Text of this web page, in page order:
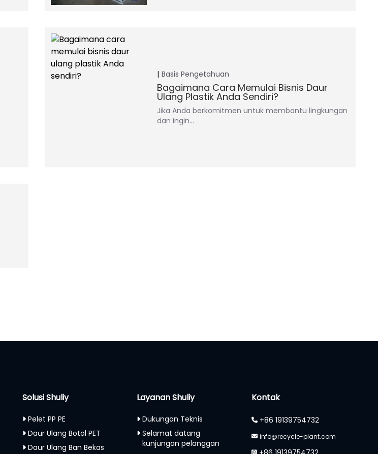
Basis Pengetahuan
Bagaimana Cara Memulai Bisnis Daur
Ulang Plastik Anda Sendiri?
Jika Anda berkomitmen untuk membantu lingkungan
dan ingin…
Solusi Shuliy
Pelet PP PE
Daur Ulang Botol PET
Daur Ulang Ban Bekas
Layanan Shuliy
Dukungan Teknis
Selamat datang
kunjungan pelanggan
Kontak
+86 19139754732
info@recycle-plant.com